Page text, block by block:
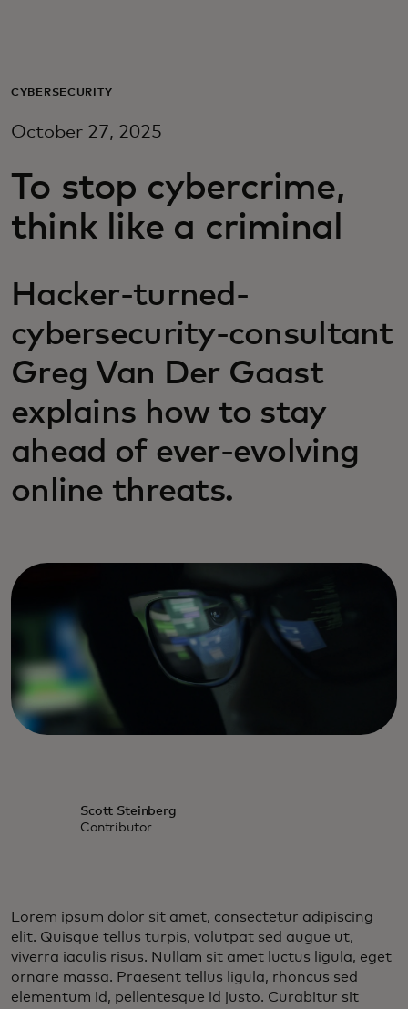
Для бизнеса
Для новаторов
CYBERSECURITY
October 27, 2025
To stop cybercrime,
think like a criminal
Hacker-turned-
cybersecurity-consultant
Greg Van Der Gaast
explains how to stay
ahead of ever-evolving
online threats.
Scott Steinberg
Contributor
Lorem ipsum dolor sit amet, consectetur adipiscing
elit. Quisque tellus turpis, volutpat sed augue ut,
viverra iaculis risus. Nullam sit amet luctus ligula, eget
ornare massa. Praesent tellus ligula, rhoncus sed
elementum id, pellentesque id justo. Curabitur sit